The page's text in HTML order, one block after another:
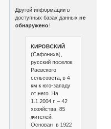
Другой информации в
доступных базах данныхне
обнаружено!
КИРОВСКИЙ
(Сафониха),
русский поселок
Раевского
сельсовета, в 4
км к юго-западу
от него. На
1.1.2004 г. – 42
хозяйства, 85
жителей.
Основан в 1922